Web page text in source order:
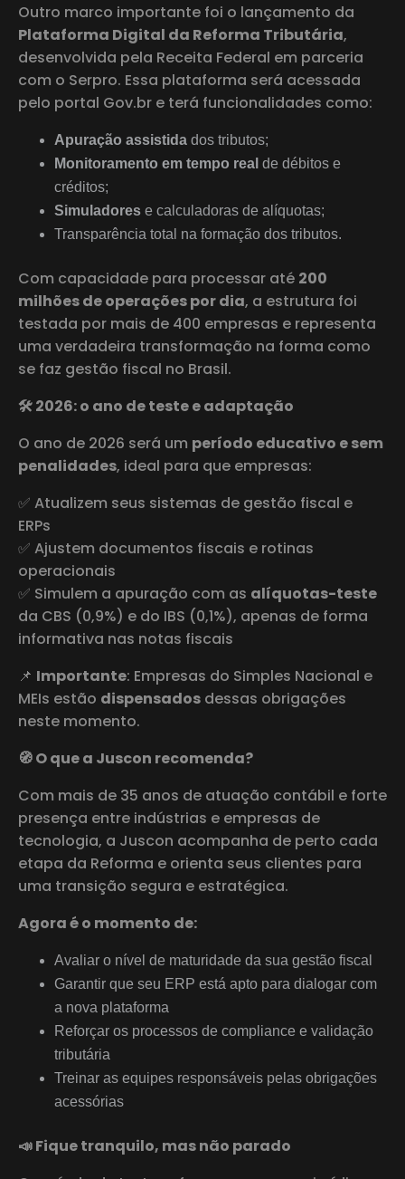
Outro marco importante foi o lançamento da
Plataforma Digital da Reforma Tributária,
desenvolvida pela Receita Federal em parceria
com o Serpro. Essa plataforma será acessada
pelo portal Gov.br e terá funcionalidades como:
Apuração assistida dos tributos;
Monitoramento em tempo real de débitos e
créditos;
Simuladores e calculadoras de alíquotas;
Transparência total na formação dos tributos.
Com capacidade para processar até 200
milhões de operações por dia, a estrutura foi
testada por mais de 400 empresas e representa
uma verdadeira transformação na forma como
se faz gestão fiscal no Brasil.
🛠️ 2026: o ano de teste e adaptação
O ano de 2026 será um período educativo e sem
penalidades, ideal para que empresas:
✅ Atualizem seus sistemas de gestão fiscal e
ERPs
✅ Ajustem documentos fiscais e rotinas
operacionais
✅ Simulem a apuração com as alíquotas-teste
da CBS (0,9%) e do IBS (0,1%), apenas de forma
informativa nas notas fiscais
📌 Importante: Empresas do Simples Nacional e
MEIs estão dispensados dessas obrigações
neste momento.
🧭 O que a Juscon recomenda?
Com mais de 35 anos de atuação contábil e forte
presença entre indústrias e empresas de
tecnologia, a Juscon acompanha de perto cada
etapa da Reforma e orienta seus clientes para
uma transição segura e estratégica.
Agora é o momento de:
Avaliar o nível de maturidade da sua gestão fiscal
Garantir que seu ERP está apto para dialogar com
a nova plataforma
Reforçar os processos de compliance e validação
tributária
Treinar as equipes responsáveis pelas obrigações
acessórias
📣 Fique tranquilo, mas não parado